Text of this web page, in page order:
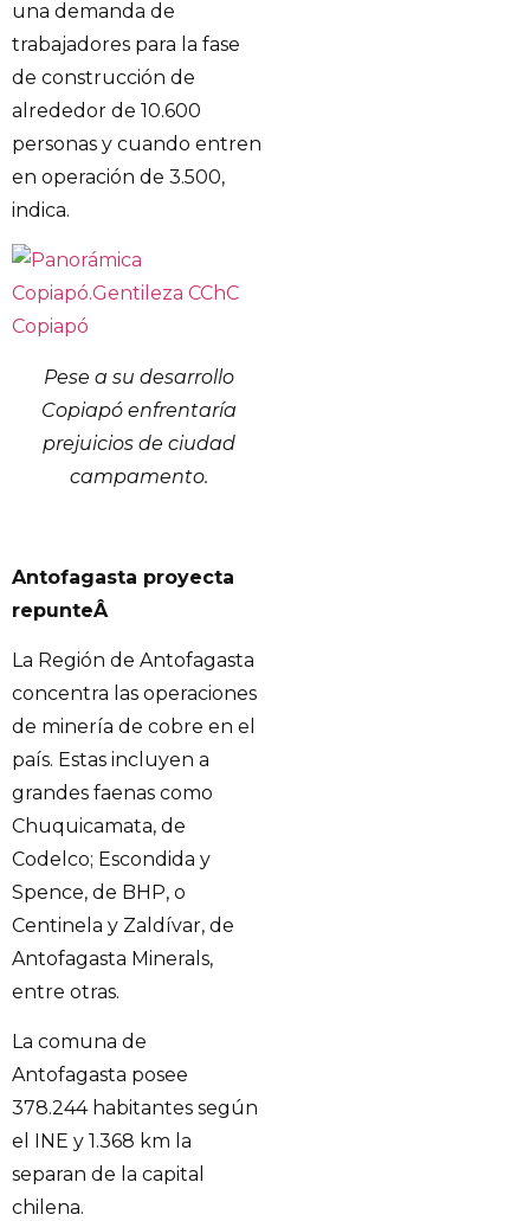
una demanda de
trabajadores para la fase
de construcción de
alrededor de 10.600
personas y cuando entren
en operación de 3.500,
indica.
Pese a su desarrollo
Copiapó enfrentaría
prejuicios de ciudad
campamento.
Antofagasta proyecta
repunteÂ
La Región de Antofagasta
concentra las operaciones
de minería de cobre en el
país. Estas incluyen a
grandes faenas como
Chuquicamata, de
Codelco; Escondida y
Spence, de BHP, o
Centinela y Zaldívar, de
Antofagasta Minerals,
entre otras.
La comuna de
Antofagasta posee
378.244 habitantes según
el INE y 1.368 km la
separan de la capital
chilena.